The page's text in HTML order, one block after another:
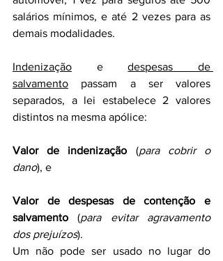
salários mínimos, e até 2 vezes para as
demais modalidades.
Indenização e despesas de
salvamento passam a ser valores
separados, a lei estabelece 2 valores
distintos na mesma apólice:
Valor de indenização (para cobrir o
dano), e
Valor de despesas de contenção e
salvamento (para evitar agravamento
dos prejuízos).
Um não pode ser usado no lugar do